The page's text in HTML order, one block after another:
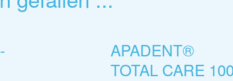
APADENT®
TOTAL CARE